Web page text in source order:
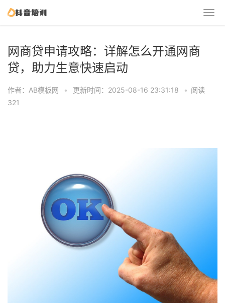
网商贷申请攻略：详解怎么开通网商
贷，助力生意快速启动
作者：AB模板网 • 更新时间：2025-08-16 23:31:18 • 阅读
321